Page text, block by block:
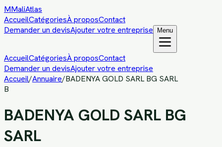
MMaliAtlas
AccueilCatégoriesÀ proposContact
Demander un devisAjouter votre entreprise Menu
AccueilCatégoriesÀ proposContact
Demander un devisAjouter votre entreprise
Accueil/Annuaire/BADENYA GOLD SARL BG SARL
B
BADENYA GOLD SARL BG
SARL